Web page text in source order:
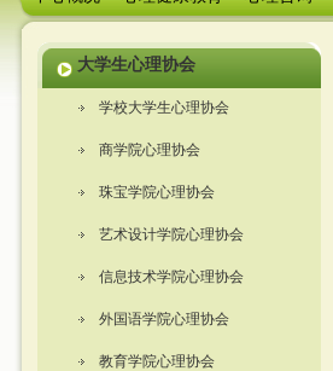
大学生心理协会
学校大学生心理协会
商学院心理协会
珠宝学院心理协会
艺术设计学院心理协会
信息技术学院心理协会
外国语学院心理协会
教育学院心理协会